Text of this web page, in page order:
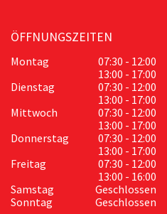
ÖFFNUNGSZEITEN
Montag
07:30 - 12:00
13:00 - 17:00
Dienstag
07:30 - 12:00
13:00 - 17:00
Mittwoch
07:30 - 12:00
13:00 - 17:00
Donnerstag
07:30 - 12:00
13:00 - 17:00
Freitag
07:30 - 12:00
13:00 - 16:00
Samstag
Geschlossen
Sonntag
Geschlossen